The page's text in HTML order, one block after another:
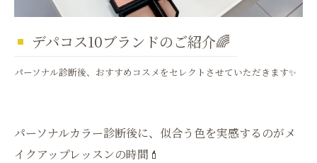
デパコス10ブランドのご紹介🌈
パーソナル診断後、おすすめコスメをセレクトさせていただきます✨
パーソナルカラー診断後に、似合う色を実感するのがメ
イクアップレッスンの時間💄